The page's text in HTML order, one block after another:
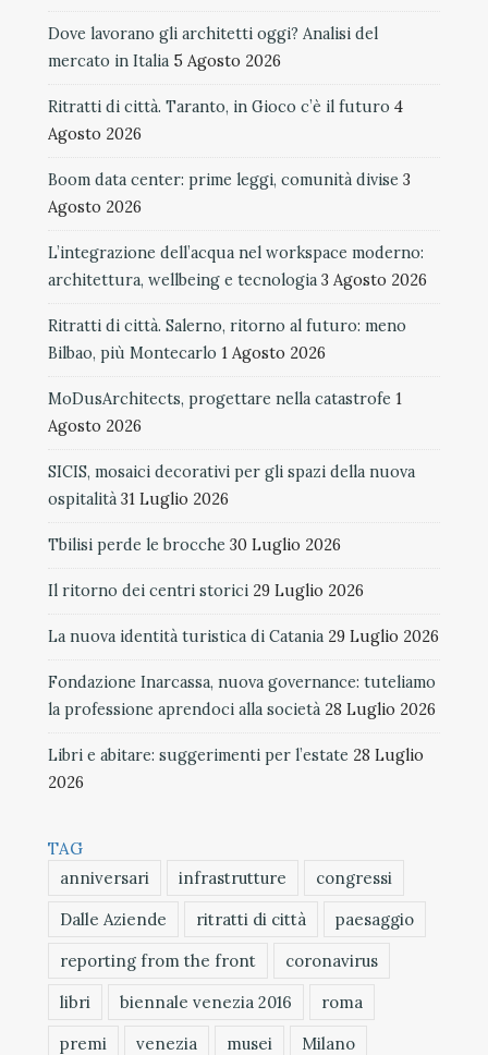
Dove lavorano gli architetti oggi? Analisi del
mercato in Italia 5 Agosto 2026
Ritratti di città. Taranto, in Gioco c’è il futuro 4
Agosto 2026
Boom data center: prime leggi, comunità divise 3
Agosto 2026
L’integrazione dell’acqua nel workspace moderno:
architettura, wellbeing e tecnologia 3 Agosto 2026
Ritratti di città. Salerno, ritorno al futuro: meno
Bilbao, più Montecarlo 1 Agosto 2026
MoDusArchitects, progettare nella catastrofe 1
Agosto 2026
SICIS, mosaici decorativi per gli spazi della nuova
ospitalità 31 Luglio 2026
Tbilisi perde le brocche 30 Luglio 2026
Il ritorno dei centri storici 29 Luglio 2026
La nuova identità turistica di Catania 29 Luglio 2026
Fondazione Inarcassa, nuova governance: tuteliamo
la professione aprendoci alla società 28 Luglio 2026
Libri e abitare: suggerimenti per l’estate 28 Luglio
2026
TAG
anniversari
infrastrutture
congressi
Dalle Aziende
ritratti di città
paesaggio
reporting from the front
coronavirus
libri
biennale venezia 2016
roma
premi
venezia musei
Milano